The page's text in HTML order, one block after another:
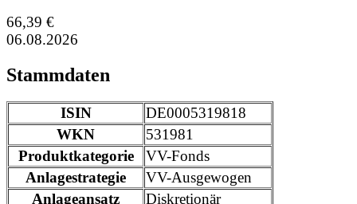
66,39 €
06.08.2026
Stammdaten
ISIN
DE0005319818
WKN
531981
Produktkategorie
VV-Fonds
Anlagestrategie
VV-Ausgewogen
Anlageansatz
Diskretionär